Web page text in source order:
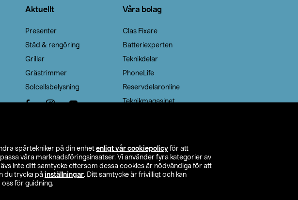
spårtekniker på din enhet enligt vår cookiepolicy för att
våra marknadsföringsinsatser. Vi använder fyra kategorier av
inte ditt samtycke eftersom dessa cookies är nödvändiga för att
du trycka på inställningar. Ditt samtycke är frivilligt och kan
för guidning.
Aktuellt
Presenter
Städ & rengöring
Grillar
Grästrimmer
Solcellsbelysning
Våra bolag
Clas Fixare
Batteriexperten
Teknikdelar
PhoneLife
Reservdelaronline
Teknikmagasinet